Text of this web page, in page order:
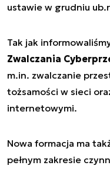
ustawie w grudniu
Tak jak
Zwalczania
m.in. zwalczanie
tożsamości w sieci
internetowymi.
Nowa formacja ma
pełnym zakresie